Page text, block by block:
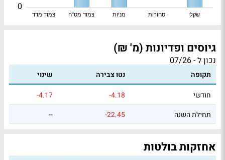
צמוד מדד צמוד מט"ח מניות סחורות שקלי
0
גיוסים ופדיונות (מ' ₪)
נכון ל - 07/26
תקופה נטו צבירה
שינוי
חודשי
-4.18
-4.17
תחילת השנה
-22.45
--
אחזקות בולטות